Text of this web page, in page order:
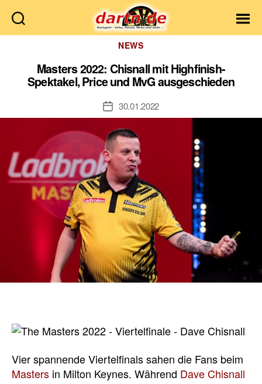
Dartn.de
Kategorien
NEWS
Masters 2022: Chisnall mit Highfinish-
Spektakel, Price und MvG ausgeschieden
Veröffentlichungsdatum
30.01.2022
Vier spannende Viertelfinals sahen die Fans beim
Masters in Milton Keynes. Während Dave Chisnall